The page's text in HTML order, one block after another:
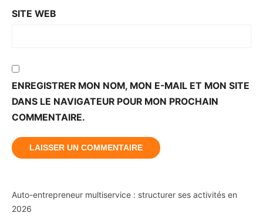
SITE WEB
ENREGISTRER MON NOM, MON E-MAIL ET MON SITE
DANS LE NAVIGATEUR POUR MON PROCHAIN
COMMENTAIRE.
Auto-entrepreneur multiservice : structurer ses activités en
2026